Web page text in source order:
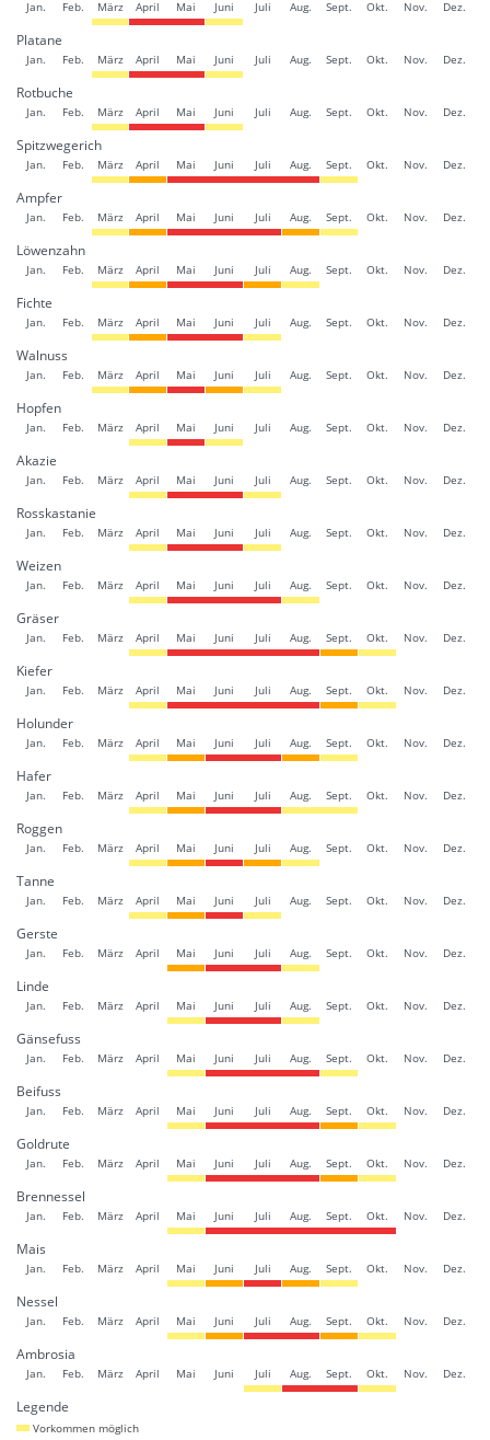
Jan. Feb. März April Mai Juni Juli Aug. Sept. Okt. Nov. Dez.
Platane
Jan. Feb. März April Mai Juni Juli Aug. Sept. Okt. Nov. Dez.
Rotbuche
Jan. Feb. März April Mai Juni Juli Aug. Sept. Okt. Nov. Dez.
Spitzwegerich
Jan. Feb. März April Mai Juni Juli Aug. Sept. Okt. Nov. Dez.
Ampfer
Jan. Feb. März April Mai Juni Juli Aug. Sept. Okt. Nov. Dez.
Löwenzahn
Jan. Feb. März April Mai Juni Juli Aug. Sept. Okt. Nov. Dez.
Fichte
Jan. Feb. März April Mai Juni Juli Aug. Sept. Okt. Nov. Dez.
Walnuss
Jan. Feb. März April Mai Juni Juli Aug. Sept. Okt. Nov. Dez.
Hopfen
Jan. Feb. März April Mai Juni Juli Aug. Sept. Okt. Nov. Dez.
Akazie
Jan. Feb. März April Mai Juni Juli Aug. Sept. Okt. Nov. Dez.
Rosskastanie
Jan. Feb. März April Mai Juni Juli Aug. Sept. Okt. Nov. Dez.
Weizen
Jan. Feb. März April Mai Juni Juli Aug. Sept. Okt. Nov. Dez.
Gräser
Jan. Feb. März April Mai Juni Juli Aug. Sept. Okt. Nov. Dez.
Kiefer
Jan. Feb. März April Mai Juni Juli Aug. Sept. Okt. Nov. Dez.
Holunder
Jan. Feb. März April Mai Juni Juli Aug. Sept. Okt. Nov. Dez.
Hafer
Jan. Feb. März April Mai Juni Juli Aug. Sept. Okt. Nov. Dez.
Roggen
Jan. Feb. März April Mai Juni Juli Aug. Sept. Okt. Nov. Dez.
Tanne
Jan. Feb. März April Mai Juni Juli Aug. Sept. Okt. Nov. Dez.
Gerste
Jan. Feb. März April Mai Juni Juli Aug. Sept. Okt. Nov. Dez.
Linde
Jan. Feb. März April Mai Juni Juli Aug. Sept. Okt. Nov. Dez.
Gänsefuss
Jan. Feb. März April Mai Juni Juli Aug. Sept. Okt. Nov. Dez.
Beifuss
Jan. Feb. März April Mai Juni Juli Aug. Sept. Okt. Nov. Dez.
Goldrute
Jan. Feb. März April Mai Juni Juli Aug. Sept. Okt. Nov. Dez.
Brennessel
Jan. Feb. März April Mai Juni Juli Aug. Sept. Okt. Nov. Dez.
Mais
Jan. Feb. März April Mai Juni Juli Aug. Sept. Okt. Nov. Dez.
Nessel
Jan. Feb. März April Mai Juni Juli Aug. Sept. Okt. Nov. Dez.
Ambrosia
Jan. Feb. März April Mai Juni Juli Aug. Sept. Okt. Nov. Dez.
Legende
Vorkommen möglich